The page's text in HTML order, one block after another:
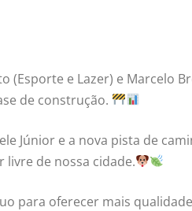
(Esporte e Lazer) e Marcelo
de construção.
Júnior e a nova pista de
de nossa cidade.
para oferecer mais